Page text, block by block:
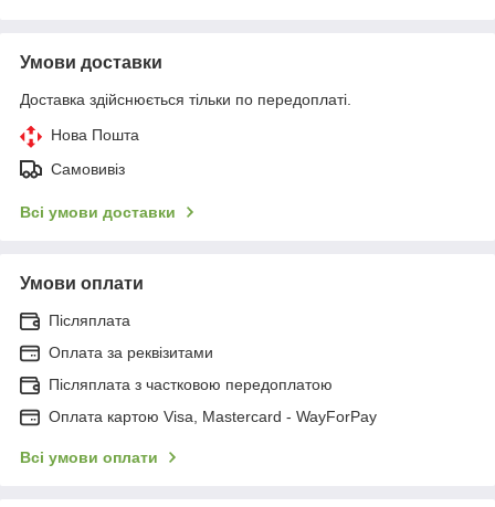
Умови доставки
Доставка здійснюється тільки по передоплаті.
Нова Пошта
Самовивіз
Всі умови доставки
Умови оплати
Післяплата
Оплата за реквізитами
Післяплата з частковою передоплатою
Оплата картою Visa, Mastercard - WayForPay
Всі умови оплати